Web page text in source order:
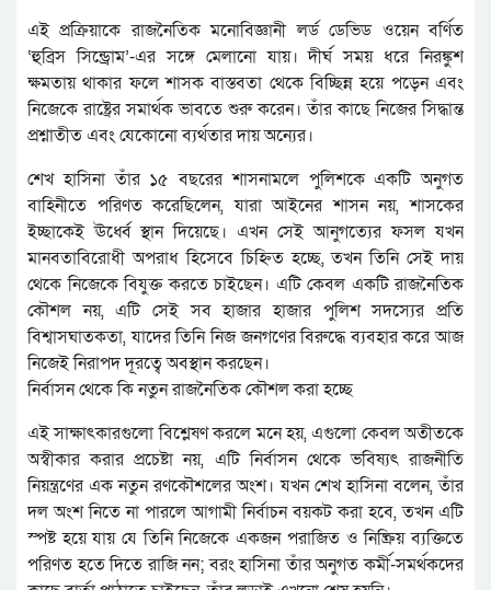
এই প্রক্রিয়াকে রাজনৈতিক মনোবিজ্ঞানী লর্ড ডেভিড ওয়েন বর্ণিত
‘হুব্রিস সিন্ড্রোম’-এর সঙ্গে মেলানো যায়। দীর্ঘ সময় ধরে নিরঙ্কুশ
ক্ষমতায় থাকার ফলে শাসক বাস্তবতা থেকে বিচ্ছিন্ন হয়ে পড়েন এবং
নিজেকে রাষ্ট্রের সমার্থক ভাবতে শুরু করেন। তাঁর কাছে নিজের সিদ্ধান্ত
প্রশ্নাতীত এবং যেকোনো ব্যর্থতার দায় অন্যের।
শেখ হাসিনা তাঁর ১৫ বছরের শাসনামলে পুলিশকে একটি অনুগত
বাহিনীতে পরিণত করেছিলেন, যারা আইনের শাসন নয়, শাসকের
ইচ্ছাকেই ঊর্ধ্বে স্থান দিয়েছে। এখন সেই আনুগত্যের ফসল যখন
মানবতাবিরোধী অপরাধ হিসেবে চিহ্নিত হচ্ছে, তখন তিনি সেই দায়
থেকে নিজেকে বিযুক্ত করতে চাইছেন। এটি কেবল একটি রাজনৈতিক
কৌশল নয়, এটি সেই সব হাজার হাজার পুলিশ সদস্যের প্রতি
বিশ্বাসঘাতকতা, যাদের তিনি নিজ জনগণের বিরুদ্ধে ব্যবহার করে আজ
নিজেই নিরাপদ দূরত্বে অবস্থান করছেন।
নির্বাসন থেকে কি নতুন রাজনৈতিক কৌশল করা হচ্ছে
এই সাক্ষাৎকারগুলো বিশ্লেষণ করলে মনে হয়, এগুলো কেবল অতীতকে
অস্বীকার করার প্রচেষ্টা নয়, এটি নির্বাসন থেকে ভবিষ্যৎ রাজনীতি
নিয়ন্ত্রণের এক নতুন রণকৌশলের অংশ। যখন শেখ হাসিনা বলেন, তাঁর
দল অংশ নিতে না পারলে আগামী নির্বাচন বয়কট করা হবে, তখন এটি
স্পষ্ট হয়ে যায় যে তিনি নিজেকে একজন পরাজিত ও নিষ্ক্রিয় ব্যক্তিতে
পরিণত হতে দিতে রাজি নন; বরং হাসিনা তাঁর অনুগত কর্মী-সমর্থকদের